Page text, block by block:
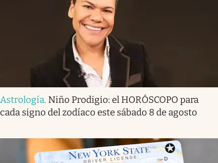
Astrología. Niño Prodigio: el HORÓSCOPO para
cada signo del zodíaco este sábado 8 de agosto